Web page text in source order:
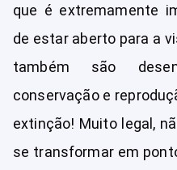
que é extremamente
de estar aberto para a
também são
conservação e
extinção! Muito legal,
se transformar em